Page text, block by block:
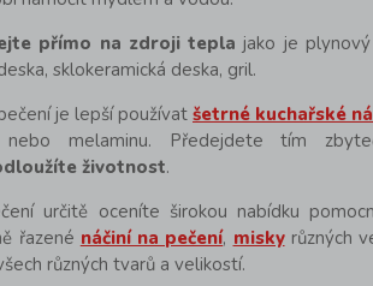
přímo na zdroji tepla jako je plynový
sklokeramická deska, gril.
je lepší používat šetrné kuchařské
nebo melaminu. Předejdete tím
životnost.
určitě oceníte širokou nabídku
řazené náčiní na pečení, misky různých
různých tvarů a velikostí.